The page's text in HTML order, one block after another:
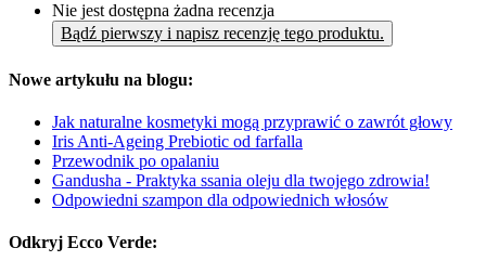
Nie jest dostępna żadna recenzja
Bądź pierwszy i napisz recenzję tego produktu.
Nowe artykułu na blogu:
Jak naturalne kosmetyki mogą przyprawić o zawrót głowy
Iris Anti-Ageing Prebiotic od farfalla
Przewodnik po opalaniu
Gandusha - Praktyka ssania oleju dla twojego zdrowia!
Odpowiedni szampon dla odpowiednich włosów
Odkryj Ecco Verde: